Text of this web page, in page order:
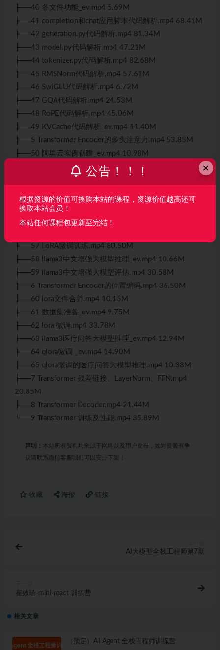
├──40 各文件功能_ev.mp4 5.69M
├──41 completion和chat应用脚本代码解析.mp4 68.41M
├──42 generation.py代码解析.mp4 81.34M
├──43 model.py代码解析.mp4 47.21M
├──44 tokenizer.py代码解析.mp4 82.68M
├──45 RMSNorm代码解析.mp4 57.61M
├──46 SwiGLU代码解析.mp4 6.72M
├──47 GQA代码解析.mp4 24.53M
├──48 RoPE代码解析.mp4 45.06M
├──49 KVCache代码解析_ev.mp4 11.40M
├──5 Transformer Encoder的多头注意力.mp4 53.85M
├──50 阿里云实例创建_ev.mp4 10.98M
├──51 ollama介绍.mp4 2.91M
├──54 vLLM部署llama3.mp4 55.12M
├──55 llama_factory介绍.mp4 10.10M
├──57 LoRA微调训练.mp4 80.50M
├──58 llama3中文增强大模型推理_ev.mp4 10.66M
├──59 llama3中文增强大模型评估.mp4 30.58M
├──6 Transformer Encoder的位置编码.mp4 36.50M
├──60 lora文件合并.mp4 10.15M
├──61 数据集准备_ev.mp4 9.75M
├──62 lora 微调.mp4 33.78M
├──63 llama3医疗问答大模型推理_ev.mp4 12.94M
├──64 qlora微调 _ev.mp4 14.90M
├──65 qlora微调的医疗问答大模型推理.mp4 10.38M
├──7 Transformer 残差链接、LayerNorm、FFN.mp4
20.85M
├──8 Transformer Decoder.mp4 21.44M
└──9 Transformer 训练及性能.mp4 35.89M
声明： 本站所有资料均来源于网络以及用户发布，如对资源有争
议请联系微信客服我们可以安排下架！
收藏 海报 链接
AI大模型全栈工程师第7期
崔效瑞-mini-react 训练营
相关文章
（预定）AI Agent 全栈工程师训练营
×
公告！！！
根据资源的价值可换购本站的课程，资源价值越高还可
换取本站会员！
本站任何课程包更新至完结！